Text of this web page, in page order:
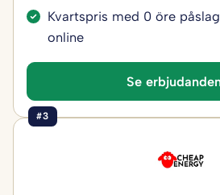
Kvartspris med 0 öre
online
Se
#3